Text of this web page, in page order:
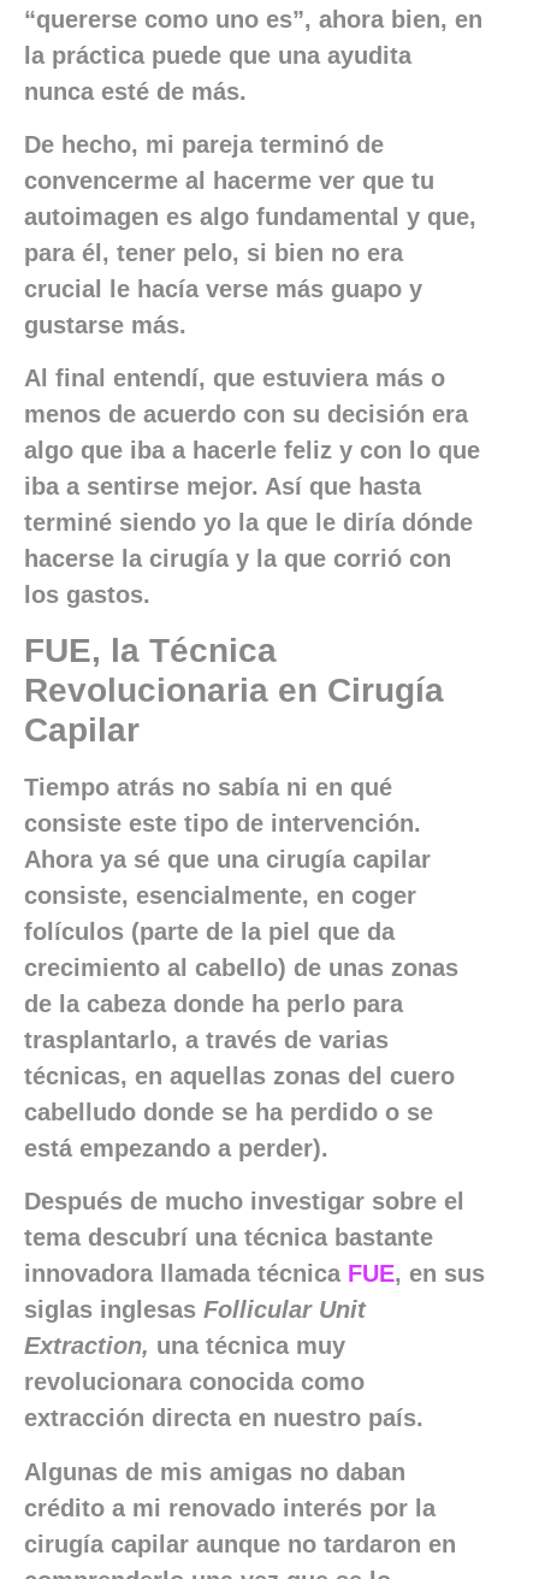
“quererse como uno es”, ahora bien, en
la práctica puede que una ayudita
nunca esté de más.
De hecho, mi pareja terminó de
convencerme al hacerme ver que tu
autoimagen es algo fundamental y que,
para él, tener pelo, si bien no era
crucial le hacía verse más guapo y
gustarse más.
Al final entendí, que estuviera más o
menos de acuerdo con su decisión era
algo que iba a hacerle feliz y con lo que
iba a sentirse mejor. Así que hasta
terminé siendo yo la que le diría dónde
hacerse la cirugía y la que corrió con
los gastos.
FUE, la Técnica
Revolucionaria en Cirugía
Capilar
Tiempo atrás no sabía ni en qué
consiste este tipo de intervención.
Ahora ya sé que una cirugía capilar
consiste, esencialmente, en coger
folículos (parte de la piel que da
crecimiento al cabello) de unas zonas
de la cabeza donde ha perlo para
trasplantarlo, a través de varias
técnicas, en aquellas zonas del cuero
cabelludo donde se ha perdido o se
está empezando a perder).
Después de mucho investigar sobre el
tema descubrí una técnica bastante
innovadora llamada técnica FUE, en sus
siglas inglesas Follicular Unit
Extraction, una técnica muy
revolucionara conocida como
extracción directa en nuestro país.
Algunas de mis amigas no daban
crédito a mi renovado interés por la
cirugía capilar aunque no tardaron en